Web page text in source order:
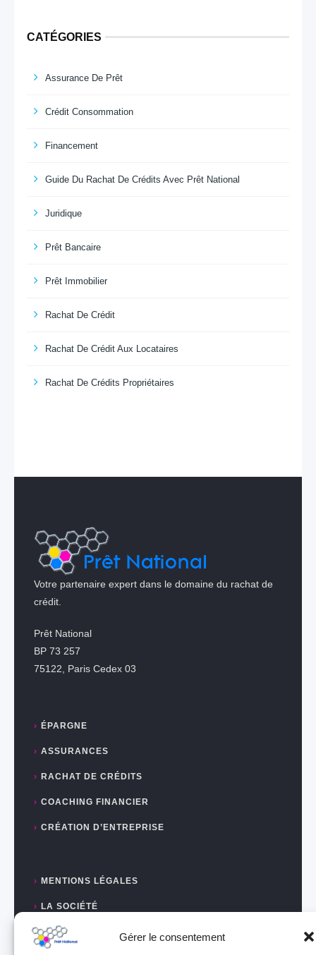
Gérer le consentement
CATÉGORIES
Assurance De Prêt
Crédit Consommation
Financement
Guide Du Rachat De Crédits Avec Prêt National
Juridique
Prêt Bancaire
Prêt Immobilier
Rachat De Crédit
Rachat De Crédit Aux Locataires
Rachat De Crédits Propriétaires
Votre partenaire expert dans le domaine du rachat de
crédit.
Prêt National
BP 73 257
75122, Paris Cedex 03
ÉPARGNE
ASSURANCES
RACHAT DE CRÉDITS
COACHING FINANCIER
CRÉATION D’ENTREPRISE
MENTIONS LÉGALES
LA SOCIÉTÉ
PAGE POLITIQUE DE CONFIDENTIALITÉ &
COOKIES